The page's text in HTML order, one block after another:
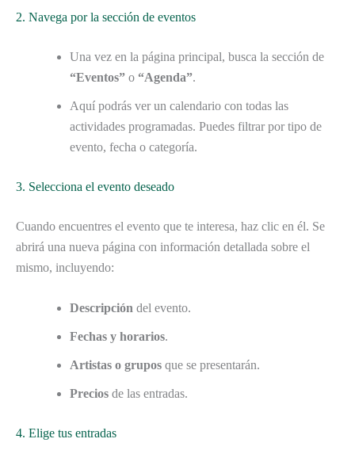
2. Navega por la sección de eventos
Una vez en la página principal, busca la sección de
“Eventos” o “Agenda”.
Aquí podrás ver un calendario con todas las
actividades programadas. Puedes filtrar por tipo de
evento, fecha o categoría.
3. Selecciona el evento deseado
Cuando encuentres el evento que te interesa, haz clic en él. Se
abrirá una nueva página con información detallada sobre el
mismo, incluyendo:
Descripción del evento.
Fechas y horarios.
Artistas o grupos que se presentarán.
Precios de las entradas.
4. Elige tus entradas